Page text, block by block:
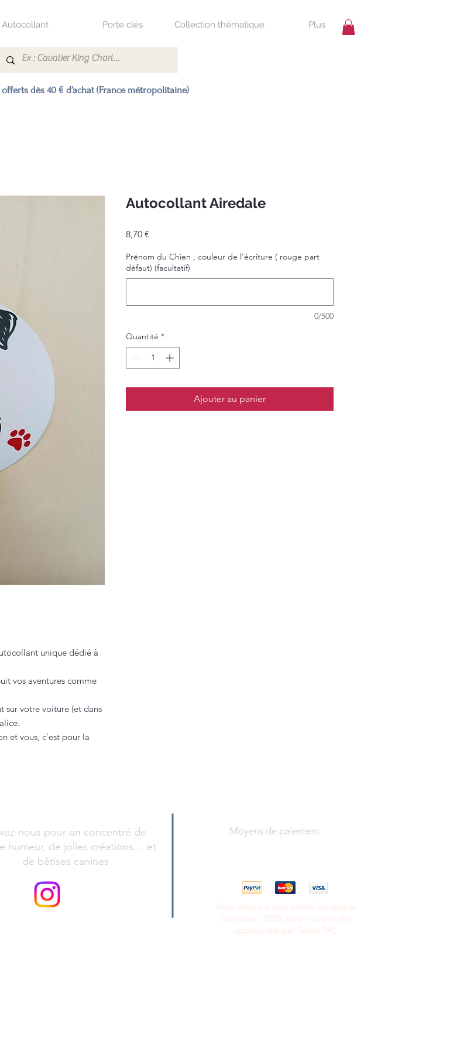
Autocollant Porte clés Collection thématique Plus
dès 40 € d’achat (France métropolitaine)
unique dédié à
vos aventures comme
sur votre voiture (et dans
et vous, c’est pour la
Autocollant Airedale
8,70 €
Prénom du Chien , couleur de l'écriture ( rouge part
défaut) (facultatif)
0/500
Quantité *
Ajouter au panier
Moyens de paiement
nous pour un concentré de
humeur, de jolies créations… et
de bêtises canines